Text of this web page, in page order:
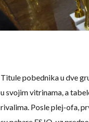
Titule pobednika u dve
u svojim vitrinama, a
rivalima. Posle plej-ofa,